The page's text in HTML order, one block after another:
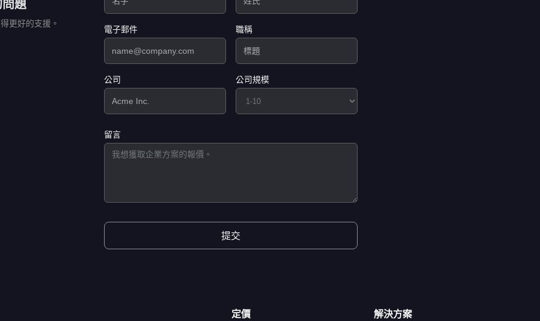
問題
更好的支援。
電子郵件 職稱
公司 公司規模
留言
提交
定價 解決方案